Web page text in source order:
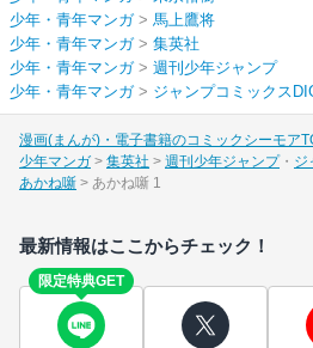
少年・青年マンガ> 馬上鷹将
少年・青年マンガ> 集英社
少年・青年マンガ> 週刊少年ジャンプ
少年・青年マンガ> ジャンプコミックス
漫画(まんが)・電子書籍のコミックシーモア
少年マンガ
集英社 週刊少年ジャンプ
ジ
あかね噺
あかね噺 1
最新情報はここからチェック！
限定特典GET